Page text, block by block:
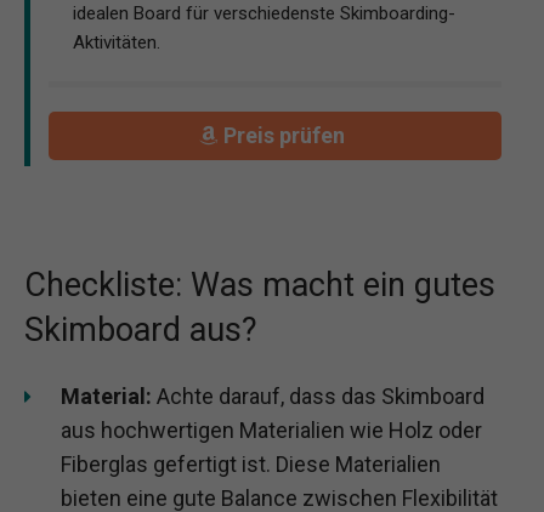
idealen Board für verschiedenste Skimboarding-
Aktivitäten.
Preis prüfen
Checkliste: Was macht ein gutes
Skimboard aus?
Material: Achte darauf, dass das Skimboard
aus hochwertigen Materialien wie Holz oder
Fiberglas gefertigt ist. Diese Materialien
bieten eine gute Balance zwischen Flexibilität